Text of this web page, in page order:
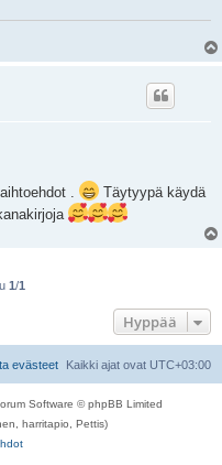
.
Täytyypä käydä
1/1
Hyppää
Kaikki ajat ovat UTC+03:00
evästeet
Software © phpBB Limited
harritapio, Pettis)